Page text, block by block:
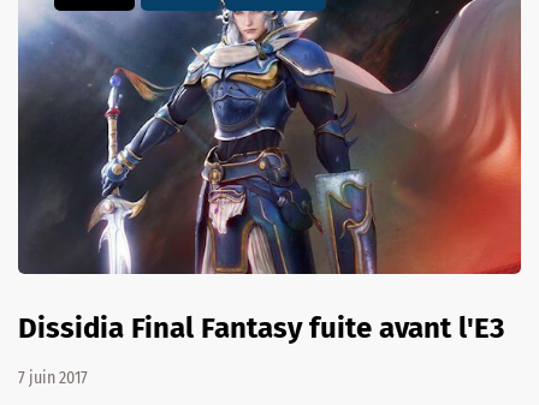
Dissidia Final Fantasy fuite avant l'E3
7 juin 2017